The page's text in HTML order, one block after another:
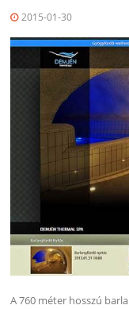
2015-01-30
A 760 méter hosszú